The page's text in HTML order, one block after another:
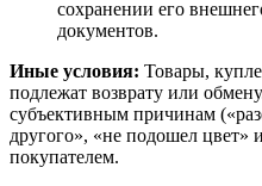
сохранении его
документов.
Иные условия: Товары,
подлежат возврату или
субъективным причинам
другого», «не подошел цвет»
покупателем.